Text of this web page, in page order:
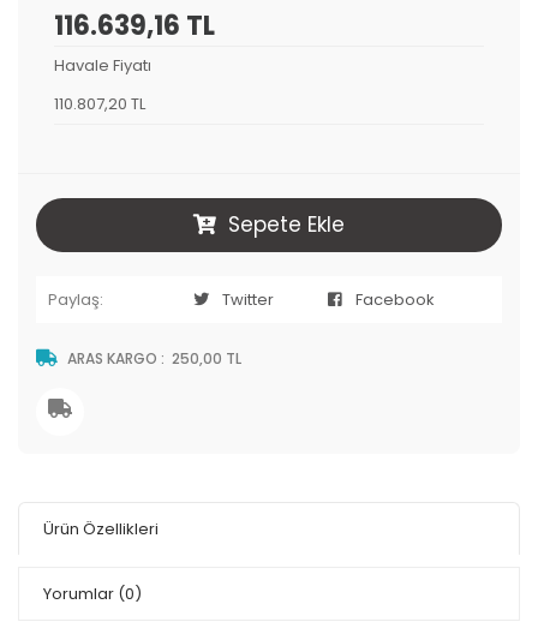
116.639,16 TL
Havale Fiyatı
110.807,20 TL
Sepete Ekle
Paylaş: Twitter Facebook
ARAS KARGO : 250,00 TL
Ürün Özellikleri
Yorumlar (0)